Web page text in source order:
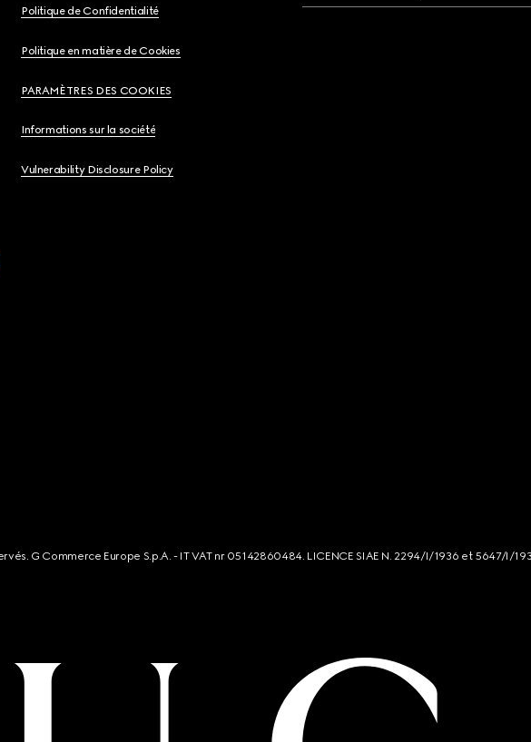
Politique de Confidentialité
Politique en matière de Cookies
PARAMÈTRES DES COOKIES
Informations sur la société
Vulnerability Disclosure Policy
G Commerce Europe S.p.A. - IT VAT nr 05142860484. LICENCE SIAE N. 2294/I/1936 et 5647/I/